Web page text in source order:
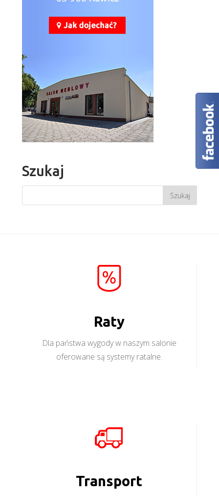
Szukaj
Raty
Dla państwa wygody w naszym salonie
oferowane są systemy ratalne.
Transport